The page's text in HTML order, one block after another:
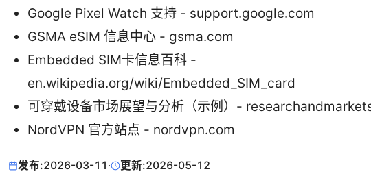
Google Pixel Watch 支持 - support.google.com
GSMA eSIM 信息中心 - gsma.com
Embedded SIM卡信息百科 -
en.wikipedia.org/wiki/Embedded_SIM_card
可穿戴设备市场展望与分析（示例）-
NordVPN 官方站点 - nordvpn.com
发布:2026-03-11 · 更新:2026-05-12